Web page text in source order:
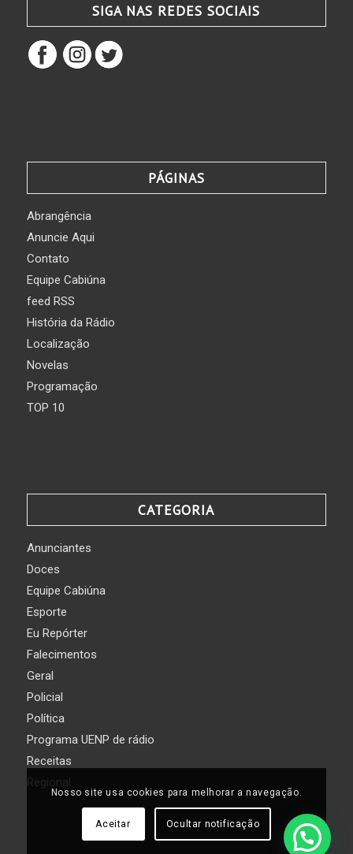
SIGA NAS REDES SOCIAIS
PÁGINAS
Abrangência
Anuncie Aqui
Contato
Equipe Cabiúna
feed RSS
História da Rádio
Localização
Novelas
Programação
TOP 10
CATEGORIA
Anunciantes
Doces
Equipe Cabiúna
Esporte
Eu Repórter
Falecimentos
Geral
Policial
Política
Programa UENP de rádio
Receitas
Regional
Nosso site usa cookies para melhorar a navegação.
Aceitar Ocultar notificação